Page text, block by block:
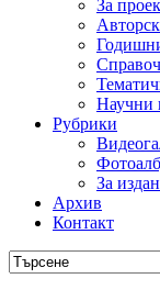
За
Научни
Рубрики
За
Архив
Контакт